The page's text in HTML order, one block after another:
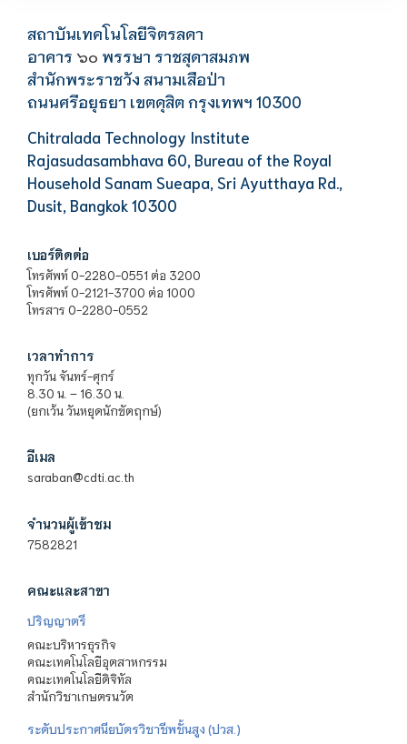
สถาบันเทคโนโลยีจิตรลดา
อาคาร ๖๐ พรรษา ราชสุดาสมภพ
สำนักพระราชวัง สนามเสือป่า
ถนนศรีอยุธยา เขตดุสิต กรุงเทพฯ 10300
Chitralada Technology Institute
Rajasudasambhava 60, Bureau of the Royal
Household Sanam Sueapa, Sri Ayutthaya Rd.,
Dusit, Bangkok 10300
เบอร์ติดต่อ
โทรศัพท์ 0-2280-0551 ต่อ 3200
โทรศัพท์ 0-2121-3700 ต่อ 1000
โทรสาร 0-2280-0552
เวลาทำการ
ทุกวัน จันทร์-ศุกร์
8.30 น. – 16.30 น.
(ยกเว้น วันหยุดนักขัตฤกษ์)
อีเมล
saraban@cdti.ac.th
จำนวนผู้เข้าชม
7582821
คณะและสาขา
ปริญญาตรี
คณะบริหารธุรกิจ
คณะเทคโนโลยีอุตสาหกรรม
คณะเทคโนโลยีดิจิทัล
สำนักวิชาเกษตรนวัต
ระดับประกาศนียบัตรวิชาชีพชั้นสูง (ปวส.)